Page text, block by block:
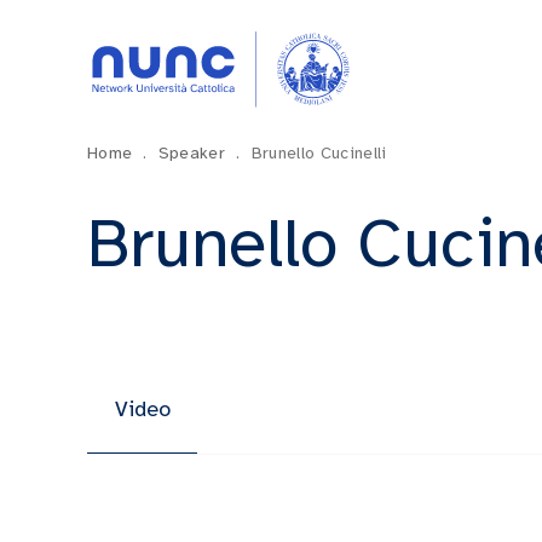
Home . Speaker . Brunello Cucinelli
Brunello
Video